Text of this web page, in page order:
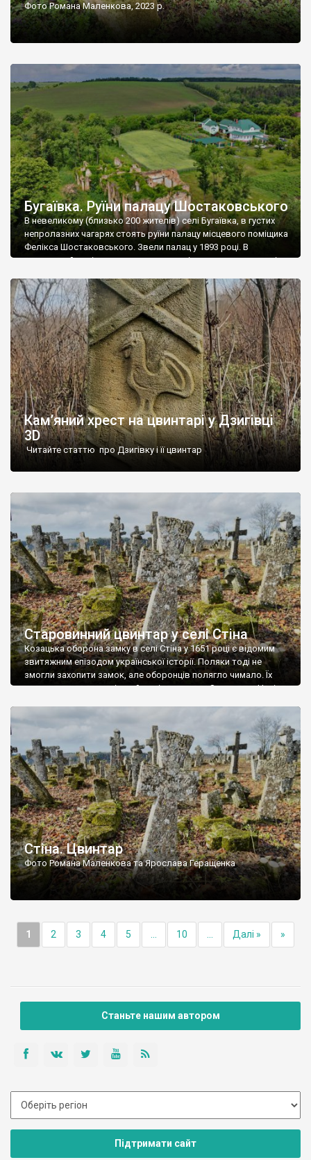
Фото Романа Маленкова, 2023 р.
Бугаївка. Руїни палацу Шостаковського
В невеликому (близько 200 жителів) селі Бугаївка, в густих
непролазних чагарях стоять руїни палацу місцевого поміщика
Фелікса Шостаковського. Звели палац у 1893 році. В
радянський період у ньому спочатку містилася школа, потім
століття тут розмістили туберкульозну лікарню. Коли із
палацу виїхала лікарня – ми точно не […]
Кам’яний хрест на цвинтарі у Дзигівці
3D
Читайте статтю про Дзигівку і її цвинтар
Старовинний цвинтар у селі Стіна
Козацька оборона замку в селі Стіна у 1651 році є відомим
звитяжним епізодом української історії. Поляки тоді не
змогли захопити замок, але оборонців полягло чимало. Їх
поховали на цвинтарі, який тоді називався Замковим. Нині на
ньому чимало хрестів 19 століття, є такі, де епітафії стер […]
Стіна. Цвинтар
Фото Романа Маленкова та Ярослава Геращенка
1 2 3 4 5 10 Далі » »
Станьте нашим автором
Підтримати сайт